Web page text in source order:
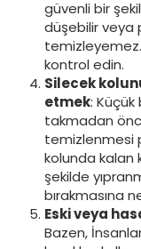
güvenli bir
düşebilir veya
temizleyemez.
kontrol edin.
Silecek
etmek: Küçük
takmadan
temizlenmesi
kolunda kalan
şekilde
bırakmasına
Eski veya
Bazen,